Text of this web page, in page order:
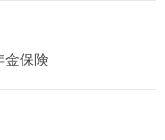
金保険